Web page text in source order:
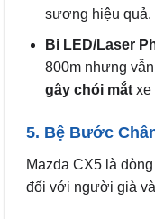
sương hiệu quả.
Bi LED/Laser
800m nhưng
gây chói mắt xe
5. Bệ Bước
Mazda CX5 là
đối với người già